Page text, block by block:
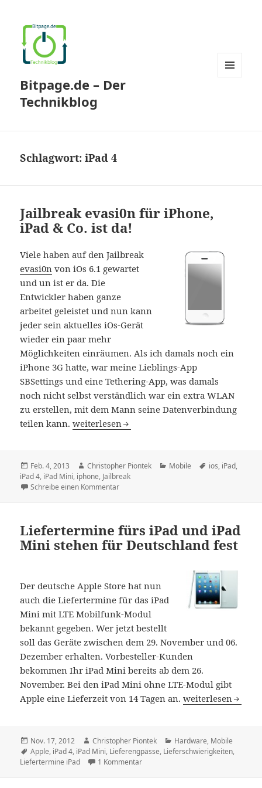
Bitpage.de – Der
Technikblog
Schlagwort:iPad 4
Jailbreak evasi0n für iPhone,
iPad & Co. ist da!
Viele haben auf den Jailbreak
evasi0n von iOs 6.1 gewartet
und un ist er da. Die
Entwickler haben ganze
arbeitet geleistet und nun kann
jeder sein aktuelles iOs-Gerät
wieder ein paar mehr
Möglichkeiten einräumen. Als ich damals noch ein
iPhone 3G hatte, war meine Lieblings-App
SBSettings und eine Tethering-App, was damals
noch nicht selbst verständlich war ein extra WLAN
zu erstellen, mit dem Mann seine Datenverbindung
teilen kann.Jailbreak evasi0n für iPhone, iPad & Co. ist
weiterlesen
Veröffentlicht
am
Feb. 4, 2013 Autor
Christopher Piontek Kategorien
Mobile Schlagwörter
ios, iPad,
iPad 4, iPad Mini, iphone, Jailbreak
Schreibe einen Kommentarzu Jailbreak evasi0n für iPhone, iPad & Co.
Liefertermine fürs iPad und iPad
Mini stehen für Deutschland fest
Der deutsche Apple Store hat nun
auch die Liefertermine für das iPad
Mini mit LTE Mobilfunk-Modul
bekannt gegeben. Wer jetzt bestellt
soll das Geräte zwischen dem 29. November und 06.
Dezember erhalten. Vorbesteller-Kunden
bekommen Ihr iPad Mini bereits ab dem 26.
November. Bei den iPad Mini ohne LTE-Modul gibt
Apple eine Lieferzeit von 14 Tagen an.Liefertermine fürs
weiterlesen
Veröffentlicht
am
Nov. 17, 2012 Autor
Christopher Piontek Kategorien
Hardware, Mobile
Schlagwörter
Apple, iPad 4, iPad Mini, Lieferengpässe, Lieferschwierigkeiten,
Liefertermine iPad
1 Kommentarzu Liefertermine fürs iPad und iPad